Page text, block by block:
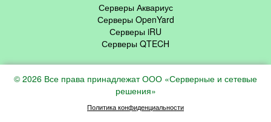
Серверы Аквариус
Серверы OpenYard
Серверы iRU
Серверы QTECH
© 2026 Все права принадлежат ООО «Серверные и сетевые
решения»
Политика конфиденциальности